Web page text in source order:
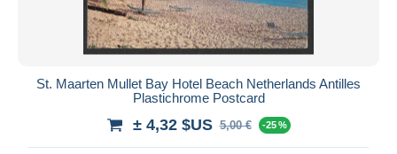
St. Maarten Mullet Bay Hotel Beach Netherlands Antilles
Plastichrome Postcard
± 4,32 $US 5,00 € -25 %